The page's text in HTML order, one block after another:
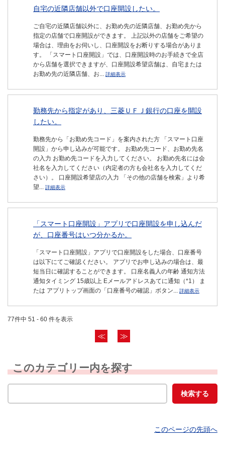
自宅の近隣店舗以外で口座開設したい。
ご自宅の近隣店舗以外に、お勤め先の近隣店舗、お勤め先から
指定の店舗で口座開設ができます。 上記以外の店舗をご希望の
場合は、理由をお伺いし、口座開設をお断りする場合がありま
す。 「スマート口座開設」では、口座開設時のお手続きで全店
から店舗を選択できますが、口座開設希望店舗は、自宅または
お勤め先の近隣店舗、お... 詳細表示
勤務先から指定があり、三菱ＵＦＪ銀行の口座を開設
したい。
勤務先から「お勤め先コード」を案内された方 「スマート口座
開設」から申し込みが可能です。 お勤め先コード、お勤め先名
の入力 お勤め先コードを入力してください。 お勤め先名には会
社名を入力してください（内定者の方も会社名を入力してくだ
さい）。 口座開設希望店の入力 「その他の店舗を検索」より希
望... 詳細表示
「スマート口座開設」アプリで口座開設を申し込んだ
が、口座番号はいつ分かるか。
「スマート口座開設」アプリで口座開設をした場合、口座番号
は以下にてご確認ください。 アプリでお申し込みの場合は、最
短当日に確認することができます。 口座名義人の年齢 通知方法
通知タイミング 15歳以上 Eメールアドレスあてに通知（*1） ま
たは アプリトップ画面の「口座番号の確認」ボタン... 詳細表示
77件中 51 - 60 件を表示
≪ ≫
このカテゴリー内を探す
このページの先頭へ